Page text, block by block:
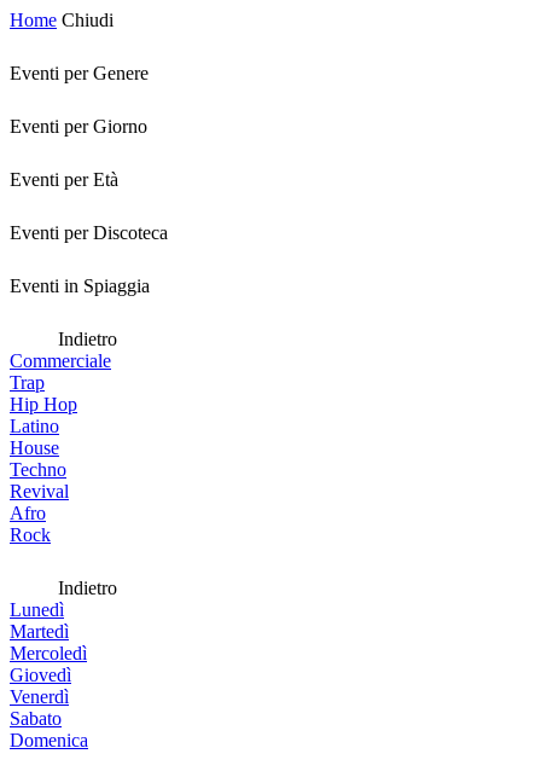
Home Chiudi
Eventi per Genere
Eventi per Giorno
Eventi per Età
Eventi per Discoteca
Eventi in Spiaggia
Indietro
Commerciale
Trap
Hip Hop
Latino
House
Techno
Revival
Afro
Rock
Indietro
Lunedì
Martedì
Mercoledì
Giovedì
Venerdì
Sabato
Domenica